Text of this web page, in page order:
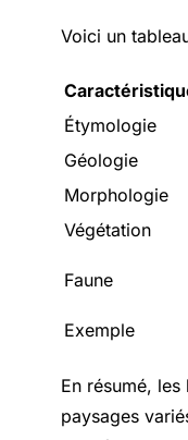
Voici un
Étymologie
Géologie
Morphologie
Végétation
Faune
Exemple
En résumé,
paysages